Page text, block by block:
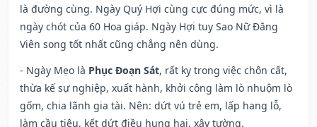
là đường cùng. Ngày Quý Hợi cùng cực đúng mức, vì là
ngày chót của 60 Hoa giáp. Ngày Hợi tuy Sao Nữ Đăng
Viên song tốt nhất cũng chẳng nên dùng.
- Ngày Mẹo là Phục Đoạn Sát, rất kỵ trong việc chôn cất,
thừa kế sự nghiệp, xuất hành, khởi công làm lò nhuộm lò
gốm, chia lãnh gia tài. Nên: dứt vú trẻ em, lấp hang lỗ,
làm cầu tiêu, kết dứt điều hung hại, xây tường.